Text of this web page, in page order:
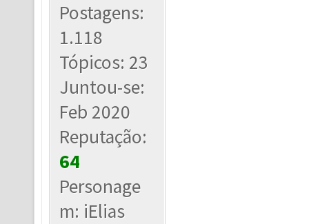
Postagens:
1.118
Tópicos: 23
Juntou-se:
Feb 2020
Reputação:
64
Personage
m: iElias